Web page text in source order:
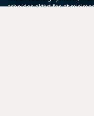
arbejder aktivt for at